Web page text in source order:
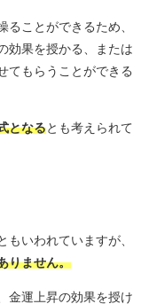
ることができるため、
効果を授かる、または
てもらうことができる
となるとも考えられて
もいわれていますが、
りません。
金運上昇の効果を授け